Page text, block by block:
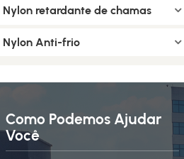
Nylon retardante de chamas
Nylon Anti-frio
Como Podemos Ajudar
Você